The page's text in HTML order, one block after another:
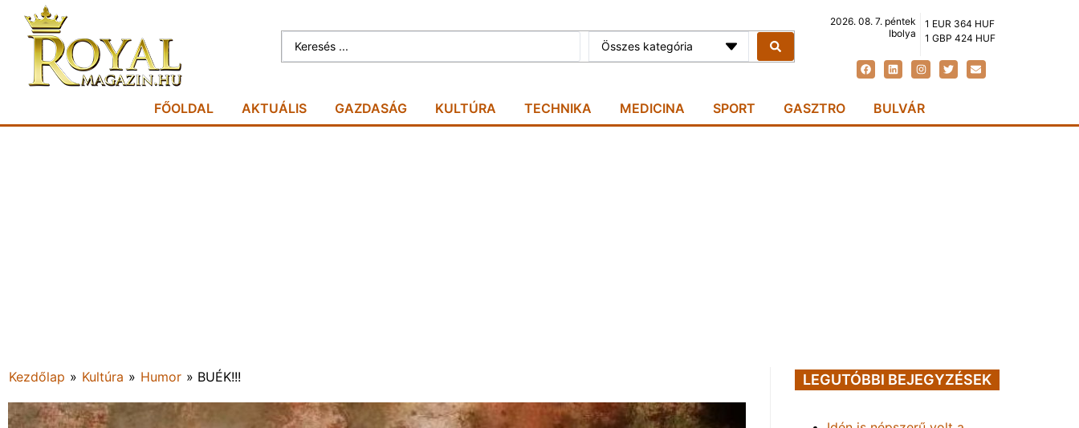
Összes kategória
2026. 08. 7. péntek
Ibolya
1 EUR 364 HUF
1 GBP 424 HUF
FŐOLDAL AKTUÁLIS GAZDASÁG KULTÚRA TECHNIKA MEDICINA SPORT GASZTRO BULVÁR
Kezdőlap » Kultúra » Humor » BUÉK!!! LEGUTÓBBI BEJEGYZÉSEK